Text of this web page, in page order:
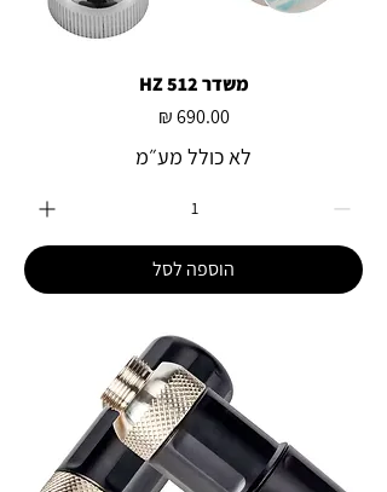
משדר 512 HZ
מחיר‏690.00 ‏₪
לא כולל מע״מ
הוספה לסל